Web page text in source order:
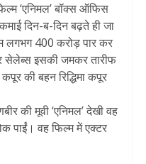
‘एनिमल’ बॉक्स ऑफिस
दिन-ब-दिन बढ़ते ही जा
लगभग 400 करोड़ पार कर
सेलेब्स इसकी जमकर तारीफ
की बहन रिद्धिमा कपूर
की मूवी ‘एनिमल’ देखी वह
पाईं। वह फिल्म में एक्टर